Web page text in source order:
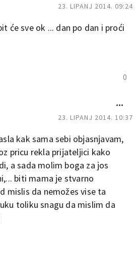
23. LIPANJ 2014. 09:24
će sve ok ... dan po dan i proći
0
23. LIPANJ 2014. 10:37
kak sama sebi objasnjavam,
pricu rekla prijateljici kako
a sada molim boga za jos
biti mama je stvarno
mislis da nemožes vise ta
toliku snagu da mislim da